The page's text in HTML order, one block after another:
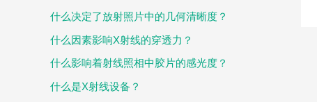
什么决定了放射照片中的几何清晰度？
什么因素影响X射线的穿透力？
什么影响着射线照相中胶片的感光度？
什么是X射线设备？